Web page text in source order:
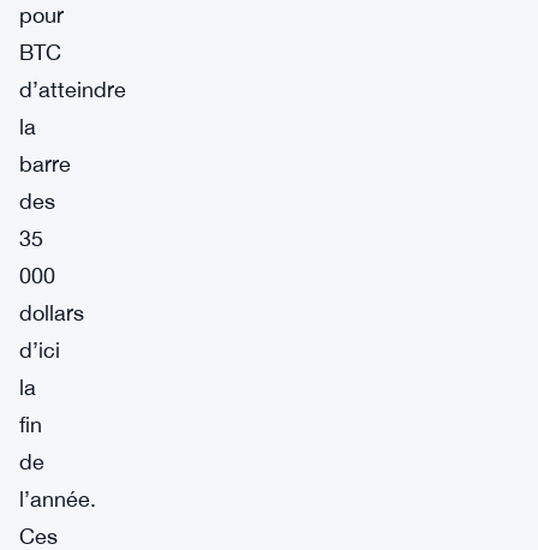
pour
BTC
d’atteindre
la
barre
des
35
000
dollars
d’ici
la
fin
de
l’année.
Ces